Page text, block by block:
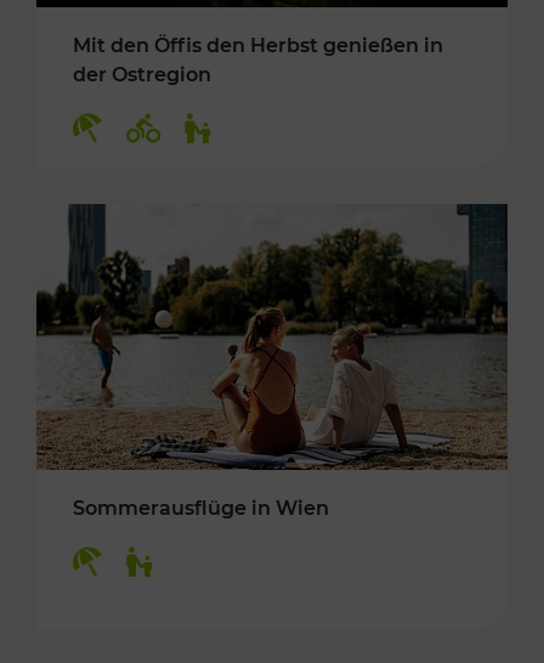
Mit den Öffis den Herbst genießen in
der Ostregion
Sommerausflüge in Wien